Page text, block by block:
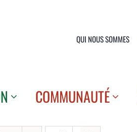
QUI NOUS SOMMES
COMMUNAUTÉ